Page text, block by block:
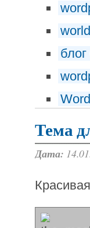
блог
Тема
Дата: